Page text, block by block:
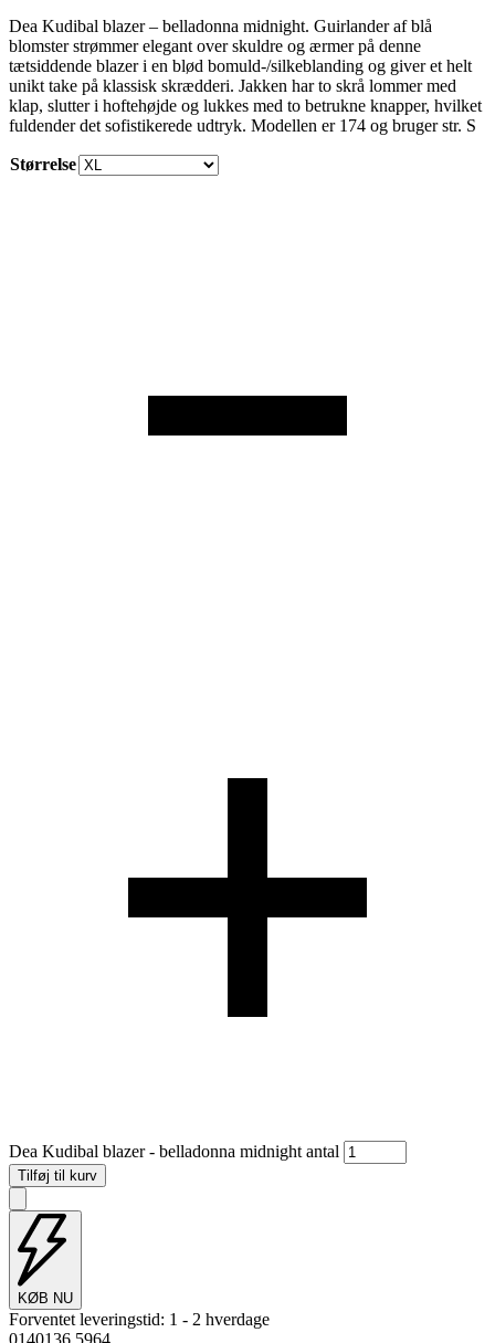
Dea Kudibal blazer – belladonna midnight. Guirlander af blå
blomster strømmer elegant over skuldre og ærmer på denne
tætsiddende blazer i en blød bomuld-/silkeblanding og giver et helt
unikt take på klassisk skrædderi. Jakken har to skrå lommer med
klap, slutter i hoftehøjde og lukkes med to betrukne knapper, hvilket
fuldender det sofistikerede udtryk. Modellen er 174 og bruger str. S
Størrelse
Dea Kudibal blazer - belladonna midnight antal
Tilføj til kurv
KØB NU
Forventet leveringstid: 1 - 2 hverdage